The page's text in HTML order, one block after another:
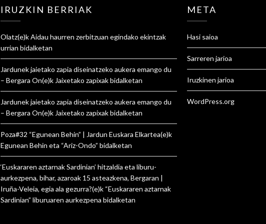
IRUZKIN BERRIAK
Olatz(e)kAidau haurren zerbitzuan egindako ekintzak
urrian bidalketan
Jardunek jaietako zapia diseinatzeko aukera emango du
– Bergara On(e)k Jaixetako zapixakbidalketan
Jardunek jaietako zapia diseinatzeko aukera emango du
– Bergara On(e)k Jaixetako zapixakbidalketan
Poza#32 “Egunean Behin” | Jardun Euskara Elkartea(e)k
Egunean Behin eta “Ariz-Ondo” bidalketan
‘Euskararen aztarnak Sardinian’ hitzaldia eta liburu-
aurkezpena, bihar, azaroak 15 asteazkena, Bergaran |
Iruña-Veleia, egia ala gezurra?(e)k “Euskararen aztarnak
Sardinian” liburuaren aurkezpena bidalketan
META
Hasi saioa
Sarreren jarioa
Iruzkinen jarioa
WordPress.org